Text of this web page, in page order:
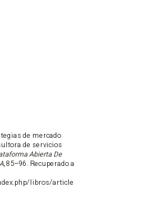
de mercado
de servicios
Abierta De
, 85–96. Recuperado a
libros/article